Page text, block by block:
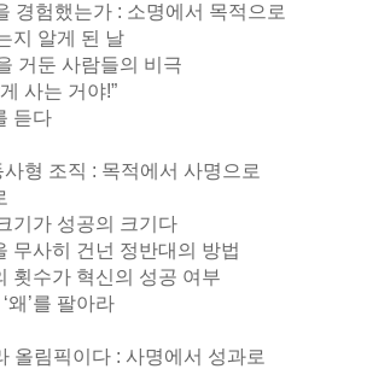
경험했는가 : 소명에서 목적으로
지 알게 된 날
거둔 사람들의 비극
사는 거야!”
듣다
사형 조직 : 목적에서 사명으로
기가 성공의 크기다
무사히 건넌 정반대의 방법
횟수가 혁신의 성공 여부
왜’를 팔아라
올림픽이다 : 사명에서 성과로